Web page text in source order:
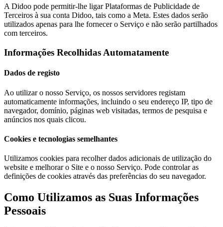
A Didoo pode permitir-lhe ligar Plataformas de Publicidade de
Terceiros à sua conta Didoo, tais como a Meta. Estes dados serão
utilizados apenas para lhe fornecer o Serviço e não serão partilhados
com terceiros.
Informações Recolhidas Automatamente
Dados de registo
Ao utilizar o nosso Serviço, os nossos servidores registam
automaticamente informações, incluindo o seu endereço IP, tipo de
navegador, domínio, páginas web visitadas, termos de pesquisa e
anúncios nos quais clicou.
Cookies e tecnologias semelhantes
Utilizamos cookies para recolher dados adicionais de utilização do
website e melhorar o Site e o nosso Serviço. Pode controlar as
definições de cookies através das preferências do seu navegador.
Como Utilizamos as Suas Informações
Pessoais